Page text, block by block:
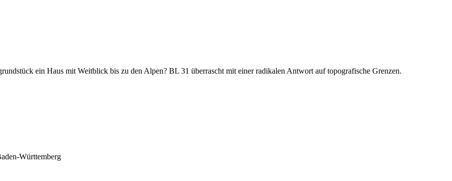
ein Haus mit Weitblick bis zu den Alpen? BL 31 überrascht mit einer radikalen Antwort auf topografische Grenzen.
Württemberg